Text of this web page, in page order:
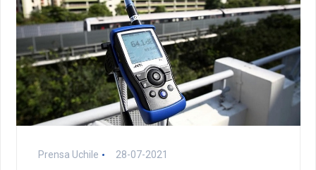
Prensa Uchile 28-07-2021